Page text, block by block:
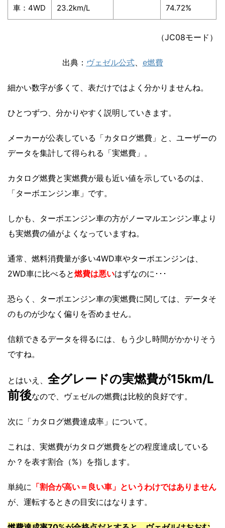
車：4WD
23.2km/L
74.72%
（JC08モード）
出典： ヴェゼル公式、 e燃費
細かい数字が多くて、表だけではよく分かりませんね。
ひとつずつ、分かりやすく説明していきます。
メーカーが公表している「カタログ燃費」と、ユーザーの
データを集計して得られる「実燃費」。
カタログ燃費と実燃費が最も近い値を示しているのは、
「ターボエンジン車」です。
しかも、ターボエンジン車の方がノーマルエンジン車より
も実燃費の値がよくなっていますね。
通常、燃料消費量が多い4WD車やターボエンジンは、
2WD車に比べると燃費は悪いはずなのに･･･
恐らく、ターボエンジン車の実燃費に関しては、データそ
のものが少なく偏りを否めません。
信頼できるデータを得るには、もう少し時間がかかりそう
ですね。
とはいえ、 全グレードの実燃費が15km/L
前後なので、ヴェゼルの燃費は比較的良好です。
次に「カタログ燃費達成率」について。
これは、実燃費がカタログ燃費をどの程度達成している
か？を表す割合（%）を指します。
単純に 「割合が高い＝良い車」というわけではありません
が、運転するときの目安にはなります。